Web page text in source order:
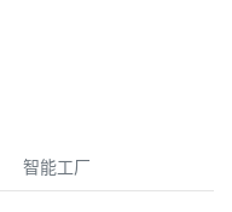
智能工厂